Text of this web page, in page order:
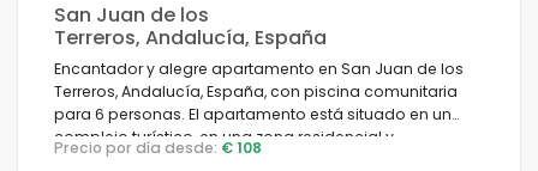
San Juan de los
Terreros, Andalucía, España
Encantador y alegre apartamento en San Juan de los
Terreros, Andalucía, España, con piscina comunitaria
para 6 personas. El apartamento está situado en un
complejo turístico, en una zona residencial y
montañosa costera, cerca de supermercados y a 200
Precio por día desde: € 108